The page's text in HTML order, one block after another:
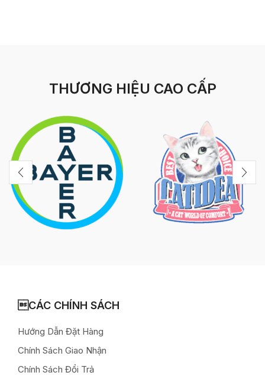
THƯƠNG HIỆU CAO CẤP
CÁC CHÍNH SÁCH
Hướng Dẫn Đặt Hàng
Chính Sách Giao Nhận
Chính Sách Đổi Trả